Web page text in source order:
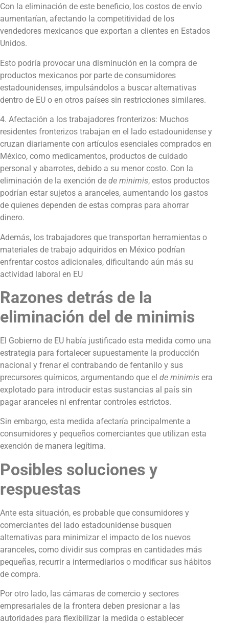
Con la eliminación de este beneficio, los costos de envío
aumentarían, afectando la competitividad de los
vendedores mexicanos que exportan a clientes en Estados
Unidos.
Esto podría provocar una disminución en la compra de
productos mexicanos por parte de consumidores
estadounidenses, impulsándolos a buscar alternativas
dentro de EU o en otros países sin restricciones similares.
4. Afectación a los trabajadores fronterizos: Muchos
residentes fronterizos trabajan en el lado estadounidense y
cruzan diariamente con artículos esenciales comprados en
México, como medicamentos, productos de cuidado
personal y abarrotes, debido a su menor costo. Con la
eliminación de la exención de de minimis, estos productos
podrían estar sujetos a aranceles, aumentando los gastos
de quienes dependen de estas compras para ahorrar
dinero.
Además, los trabajadores que transportan herramientas o
materiales de trabajo adquiridos en México podrían
enfrentar costos adicionales, dificultando aún más su
actividad laboral en EU
Razones detrás de la
eliminación del de minimis
El Gobierno de EU había justificado esta medida como una
estrategia para fortalecer supuestamente la producción
nacional y frenar el contrabando de fentanilo y sus
precursores químicos, argumentando que el de minimis era
explotado para introducir estas sustancias al país sin
pagar aranceles ni enfrentar controles estrictos.
Sin embargo, esta medida afectaría principalmente a
consumidores y pequeños comerciantes que utilizan esta
exención de manera legítima.
Posibles soluciones y
respuestas
Ante esta situación, es probable que consumidores y
comerciantes del lado estadounidense busquen
alternativas para minimizar el impacto de los nuevos
aranceles, como dividir sus compras en cantidades más
pequeñas, recurrir a intermediarios o modificar sus hábitos
de compra.
Por otro lado, las cámaras de comercio y sectores
empresariales de la frontera deben presionar a las
autoridades para flexibilizar la medida o establecer